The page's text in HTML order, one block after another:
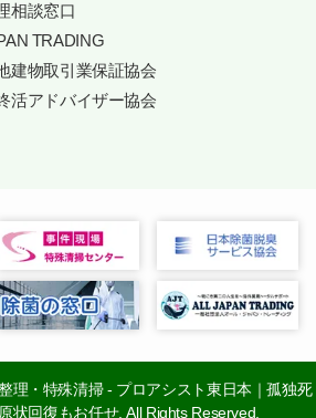
相談窓口
TRADING
物取引業保証協会
アドバイザー協会
理・特殊清掃 - プロアシスト東日本｜孤独死
状回復もお任せ. All Rights Reserved.